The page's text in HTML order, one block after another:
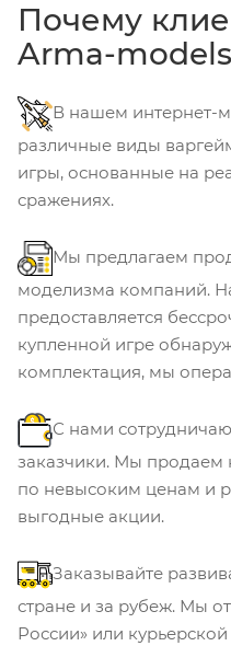
Почему
Arma-
В нашем интернет-
различные виды
игры, основанные на
сражениях.
Мы предлагаем
моделизма компаний.
предоставляется
купленной игре
комплектация, мы
С нами
заказчики. Мы продаем
по невысоким ценам и
выгодные акции.
Заказывайте
стране и за рубеж. Мы
России» или